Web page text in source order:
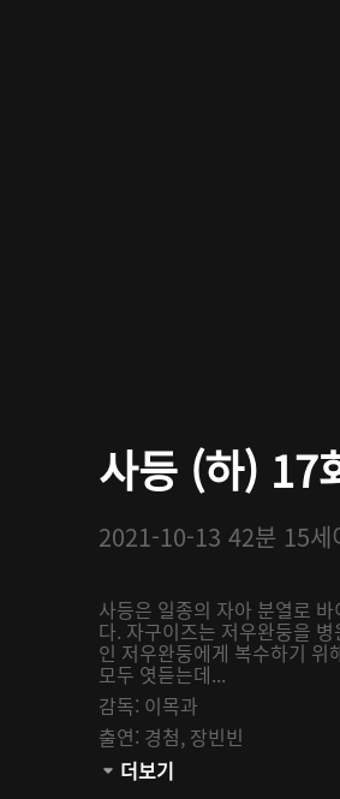
사등 (하) 17
2021-10-13 42분 15세
사등은 일종의 자아 분열로
다. 자구이즈는 저우완둥을
인 저우완둥에게 복수하기 위
모두 엿듣는데...
감독: 이목과
출연: 경첨, 장빈빈
관람등급:
더보기